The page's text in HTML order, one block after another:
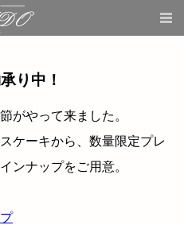
り中！
がやって来ました。
ケーキから、数量限定プレ
ンナップをご用意。